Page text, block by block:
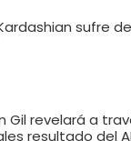
sufre
Gil revelará a
resultado del